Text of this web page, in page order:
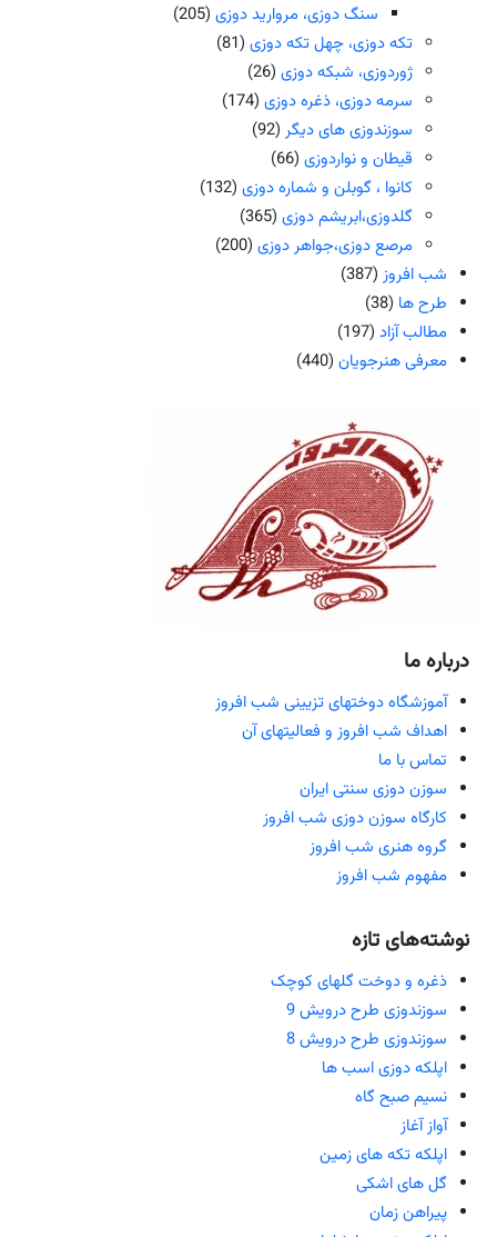
سنگ دوزی، مروارید دوزی(205)
تکه دوزی، چهل تکه دوزی (81)
ژوردوزی، شبکه دوزی (26)
سرمه دوزی، ذغره دوزی (174)
سوزندوزی های دیگر (92)
قیطان و نواردوزی (66)
کانوا ، گوبلن و شماره دوزی (132)
گلدوزی،ابریشم دوزی (365)
مرصع دوزی،جواهر دوزی (200)
شب افروز (387)
طرح ها (38)
مطالب آزاد (197)
معرفی هنرجویان (440)
درباره ما
آموزشگاه دوختهای تزیینی شب افروز
اهداف شب افروز و فعالیتهای آن
تماس با ما
سوزن دوزی سنتی ایران
کارگاه سوزن دوزی شب افروز
گروه هنری شب افروز
مفهوم شب افروز
نوشته‌های تازه
ذغره و دوخت گلهای کوچک
سوزندوزی طرح درویش 9
سوزندوزی طرح درویش 8
اپلکه دوزی اسب ها
نسیم صبح گاه
آواز آغاز
اپلکه تکه های زمین
گل های اشکی
پیراهن زمان